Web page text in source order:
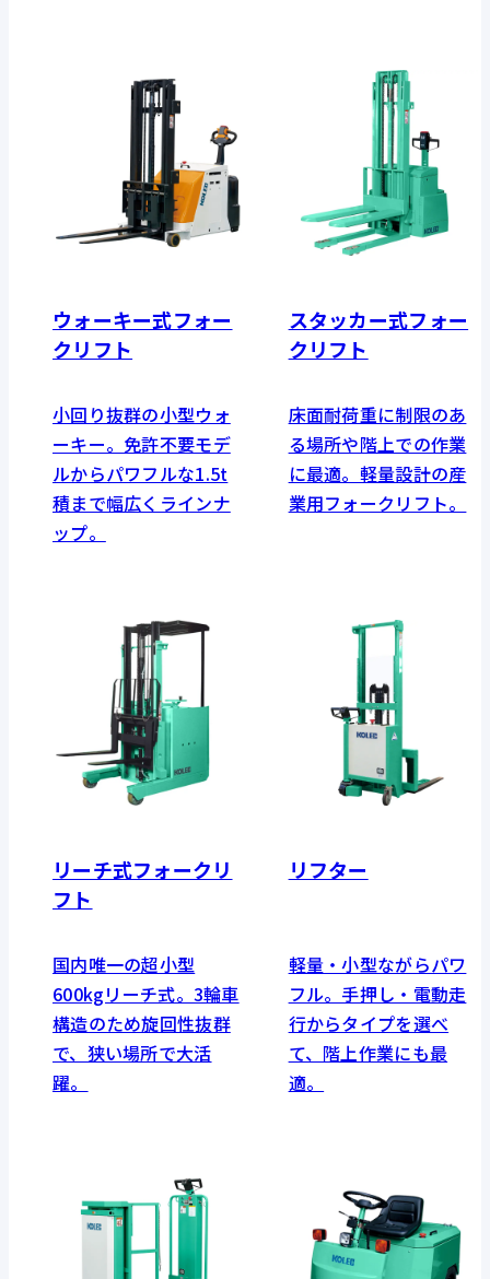
ウォーキー式フォー
クリフト
小回り抜群の小型ウォ
ーキー。免許不要モデ
ルからパワフルな1.5t
積まで幅広くラインナ
ップ。
スタッカー式フォー
クリフト
床面耐荷重に制限のあ
る場所や階上での作業
に最適。軽量設計の産
業用フォークリフト。
リーチ式フォークリ
フト
国内唯一の超小型
600kgリーチ式。3輪車
構造のため旋回性抜群
で、狭い場所で大活
躍。
リフター
軽量・小型ながらパワ
フル。手押し・電動走
行からタイプを選べ
て、階上作業にも最
適。